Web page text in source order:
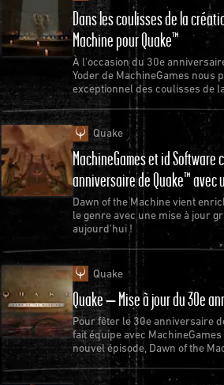
Dans les coulisses de la
Machine pour Quake™
À l'occasion du 30e
Yoder de MachineGames nous
exceptionnel des coulisses de
épisode de Quake.
Quake
MachineGames et id Software
anniversaire de Quake™ avec
Dawn of the Machine vient
le genre avec une mise à jour
aujourd'hui !
Quake
Quake – Mise à jour du 30e
Pour fêter le 30e anniversaire
fait équipe avec
nouvel épisode, Dawn of the
gratuitement pour Quake.